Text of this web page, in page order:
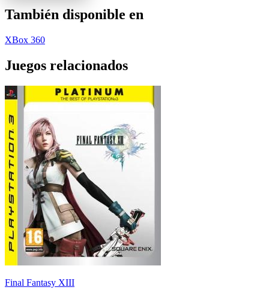
También disponible en
XBox 360
Juegos relacionados
Final Fantasy XIII